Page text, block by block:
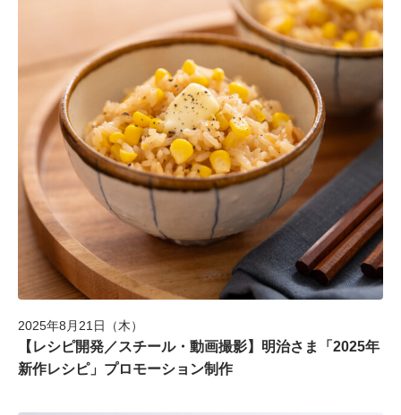
2025年8月21日（木）
【レシピ開発／スチール・動画撮影】明治さま「2025年
新作レシピ」プロモーション制作
CONTACT